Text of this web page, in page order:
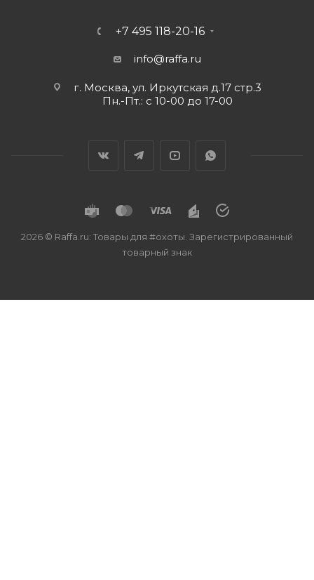
+7 495 118-20-16
info@raffa.ru
г. Москва, ул. Иркутская д.17 стр.3
Пн.-Пт.: с 10-00 до 17-00
2026 © Raffa.ru: Товары для #охоты. Зарегистрированный
товарный знак